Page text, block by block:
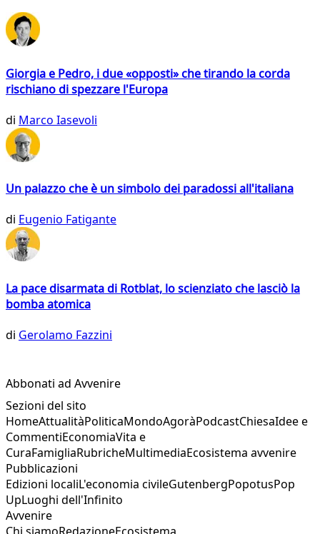
Giorgia e Pedro, i due «opposti» che tirando la corda
rischiano di spezzare l'Europa
di Marco Iasevoli
Un palazzo che è un simbolo dei paradossi all'italiana
di Eugenio Fatigante
La pace disarmata di Rotblat, lo scienziato che lasciò la
bomba atomica
di Gerolamo Fazzini
Abbonati ad Avvenire
Sezioni del sito
HomeAttualitàPoliticaMondoAgoràPodcastChiesaIdee e
CommentiEconomiaVita e
CuraFamigliaRubricheMultimediaEcosistema avvenire
Pubblicazioni
Edizioni localiL'economia civileGutenbergPopotusPop
UpLuoghi dell'Infinito
Avvenire